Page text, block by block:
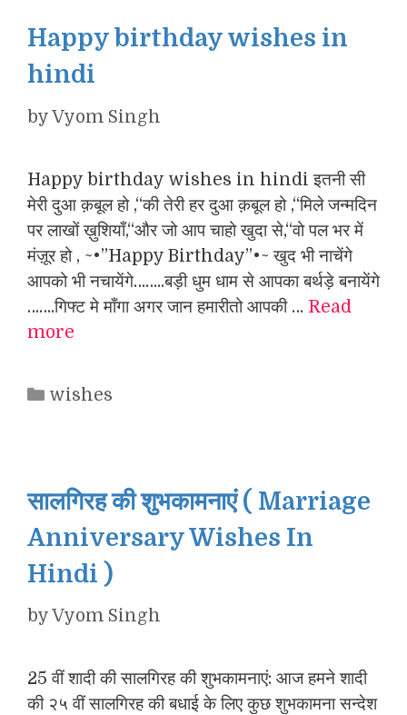
Happy birthday wishes in
hindi
byVyom Singh
Happy birthday wishes in hindi इतनी सी
मेरी दुआ क़बूल हो ,“की तेरी हर दुआ क़बूल हो ,“मिले जन्मदिन
पर लाखों ख़ुशियाँ,“और जो आप चाहो खुदा से,“वो पल भर में
मंज़ूर हो , ~•”Happy Birthday”•~ खुद भी नाचेंगे ‍
आपको भी नचायेंगे……..बड़ी धुम धाम से आपका बर्थड़े बनायेंगे
…….गिफ्ट मे माँगा अगर जान हमारीतो आपकी … Read
more
Categories
wishes
सालगिरह की शुभकामनाएं ( Marriage
Anniversary Wishes In
Hindi )
byVyom Singh
25 वीं शादी की सालगिरह की शुभकामनाएं: आज हमने शादी
की २५ वीं सालगिरह की बधाई के लिए कुछ शुभकामना सन्देश